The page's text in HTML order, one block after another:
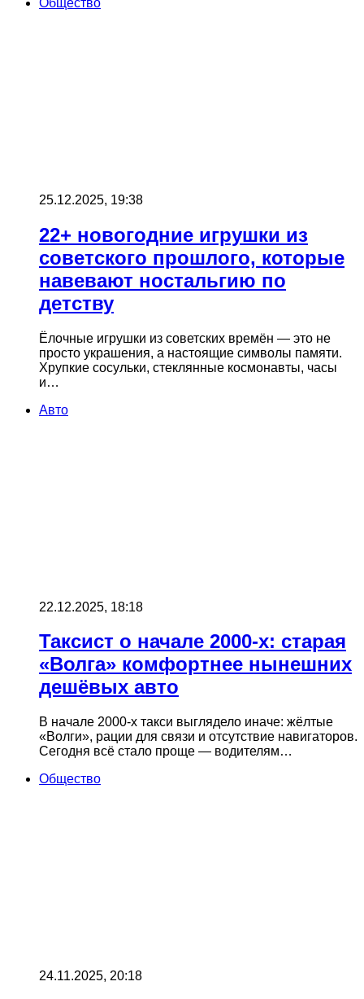
25.12.2025, 19:38
22+ новогодние игрушки из
советского прошлого, которые
навевают ностальгию по
детству
Ёлочные игрушки из советских времён — это не
просто украшения, а настоящие символы памяти.
Хрупкие сосульки, стеклянные космонавты, часы
и…
Авто
22.12.2025, 18:18
Таксист о начале 2000‑х: старая
«Волга» комфортнее нынешних
дешёвых авто
В начале 2000‑х такси выглядело иначе: жёлтые
«Волги», рации для связи и отсутствие навигаторов.
Сегодня всё стало проще — водителям…
Общество
24.11.2025, 20:18